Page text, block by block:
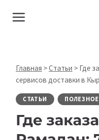
Главная >Статьи > Где
сервисов доставки в
СТАТЬИ ПОЛЕЗНОЕ
Где